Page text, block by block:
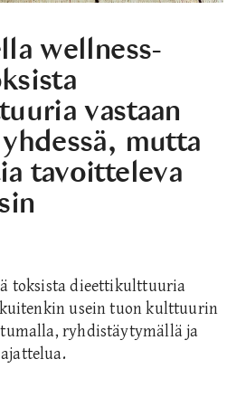
wellness-
vastaan
mutta
tavoitteleva
toksista dieettikulttuuria
usein tuon kulttuurin
ryhdistäytymällä ja